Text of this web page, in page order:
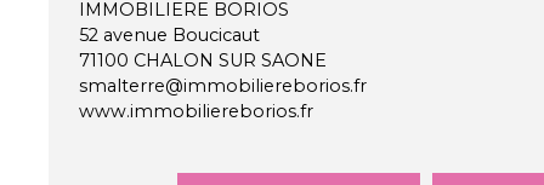
IMMOBILIERE BORIOS
52 avenue Boucicaut
71100 CHALON SUR SAONE
smalterre@immobiliereborios.fr
www.immobiliereborios.fr